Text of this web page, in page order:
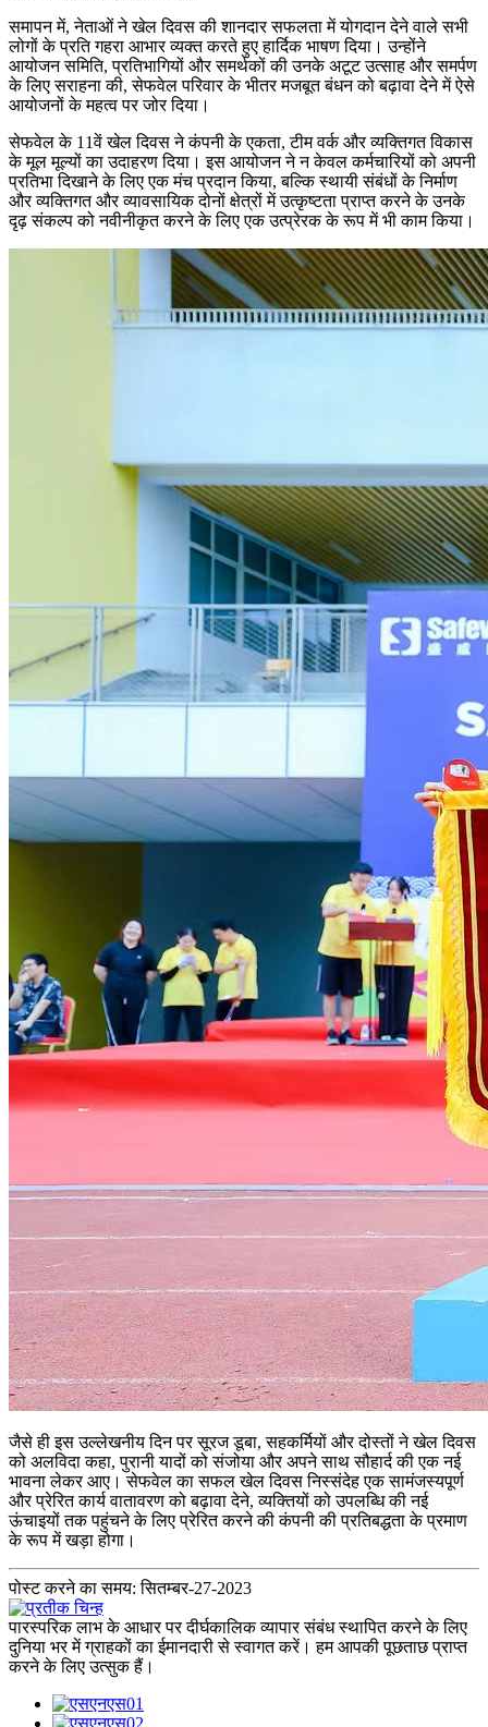
समापन में, नेताओं ने खेल दिवस की शानदार सफलता में योगदान देने वाले सभी
लोगों के प्रति गहरा आभार व्यक्त करते हुए हार्दिक भाषण दिया। उन्होंने
आयोजन समिति, प्रतिभागियों और समर्थकों की उनके अटूट उत्साह और समर्पण
के लिए सराहना की, सेफवेल परिवार के भीतर मजबूत बंधन को बढ़ावा देने में ऐसे
आयोजनों के महत्व पर जोर दिया।
सेफवेल के 11वें खेल दिवस ने कंपनी के एकता, टीम वर्क और व्यक्तिगत विकास
के मूल मूल्यों का उदाहरण दिया। इस आयोजन ने न केवल कर्मचारियों को अपनी
प्रतिभा दिखाने के लिए एक मंच प्रदान किया, बल्कि स्थायी संबंधों के निर्माण
और व्यक्तिगत और व्यावसायिक दोनों क्षेत्रों में उत्कृष्टता प्राप्त करने के उनके
दृढ़ संकल्प को नवीनीकृत करने के लिए एक उत्प्रेरक के रूप में भी काम किया।
जैसे ही इस उल्लेखनीय दिन पर सूरज डूबा, सहकर्मियों और दोस्तों ने खेल दिवस
को अलविदा कहा, पुरानी यादों को संजोया और अपने साथ सौहार्द की एक नई
भावना लेकर आए। सेफवेल का सफल खेल दिवस निस्संदेह एक सामंजस्यपूर्ण
और प्रेरित कार्य वातावरण को बढ़ावा देने, व्यक्तियों को उपलब्धि की नई
ऊंचाइयों तक पहुंचने के लिए प्रेरित करने की कंपनी की प्रतिबद्धता के प्रमाण
के रूप में खड़ा होगा।
पोस्ट करने का समय: सितम्बर-27-2023
पारस्परिक लाभ के आधार पर दीर्घकालिक व्यापार संबंध स्थापित करने के लिए
दुनिया भर में ग्राहकों का ईमानदारी से स्वागत करें। हम आपकी पूछताछ प्राप्त
करने के लिए उत्सुक हैं।